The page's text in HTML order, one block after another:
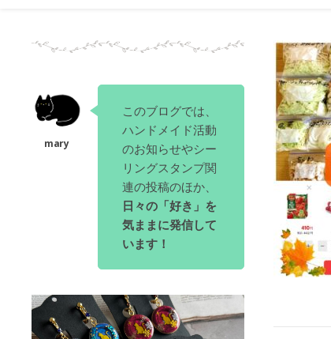
このブログでは、
ハンドメイド活動
のお知らせやシー
リングスタンプ関
連の投稿のほか、
日々の「好き」を
気ままに発信して
います！